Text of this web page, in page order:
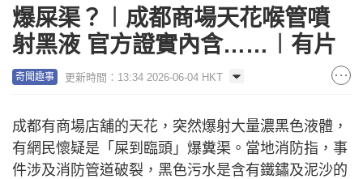
Time
爆屎渠？︱成都商場天花喉管噴
射黑液 官方證實內含……︱有片
奇聞趣事 更新時間：13:34 2026-06-04 HKT
成都有商場店舖的天花，突然爆射大量濃黑色液體，
有網民懷疑是「屎到臨頭」爆糞渠。當地消防指，事
件涉及消防管道破裂，黑色污水是含有鐵鏽及泥沙的